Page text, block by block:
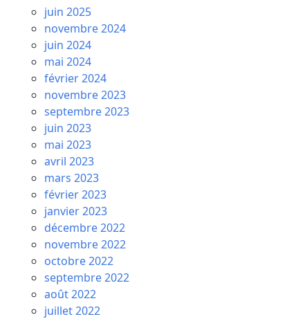
juin 2025
novembre 2024
juin 2024
mai 2024
février 2024
novembre 2023
septembre 2023
juin 2023
mai 2023
avril 2023
mars 2023
février 2023
janvier 2023
décembre 2022
novembre 2022
octobre 2022
septembre 2022
août 2022
juillet 2022